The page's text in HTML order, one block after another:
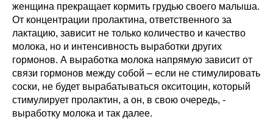
женщина прекращает кормить грудью своего малыша.
От концентрации пролактина, ответственного за
лактацию, зависит не только количество и качество
молока, но и интенсивность выработки других
гормонов. А выработка молока напрямую зависит от
связи гормонов между собой – если не стимулировать
соски, не будет вырабатываться окситоцин, который
стимулирует пролактин, а он, в свою очередь, -
выработку молока и так далее.